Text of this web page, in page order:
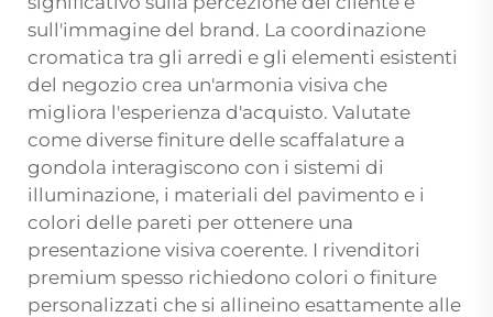
sull'immagine del brand. La coordinazione
cromatica tra gli arredi e gli elementi esistenti
del negozio crea un'armonia visiva che
migliora l'esperienza d'acquisto. Valutate
come diverse finiture delle scaffalature a
gondola interagiscono con i sistemi di
illuminazione, i materiali del pavimento e i
colori delle pareti per ottenere una
presentazione visiva coerente. I rivenditori
premium spesso richiedono colori o finiture
personalizzati che si allineino esattamente alle